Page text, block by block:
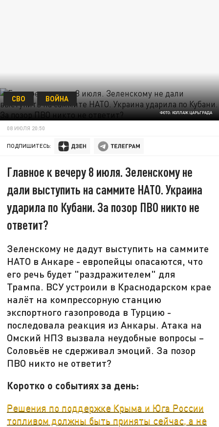
ФОТО: КОЛЛАЖ ЦАРЬГРАДА
СВО ВОЙНА
08 ИЮЛЯ 20:50
ПОДПИШИТЕСЬ:
Главное к вечеру 8 июля. Зеленскому не
дали выступить на саммите НАТО. Украина
ударила по Кубани. За позор ПВО никто не
ответит?
Зеленскому не дадут выступить на саммите
НАТО в Анкаре - европейцы опасаются, что
его речь будет "раздражителем" для
Трампа. ВСУ устроили в Краснодарском крае
налёт на компрессорную станцию
экспортного газопровода в Турцию -
последовала реакция из Анкары. Атака на
Омский НПЗ вызвала неудобные вопросы –
Соловьёв не сдерживал эмоций. За позор
ПВО никто не ответит?
Коротко о событиях за день:
Решения по поддержке Крыма и Юга России
топливом должны быть приняты сейчас, а не